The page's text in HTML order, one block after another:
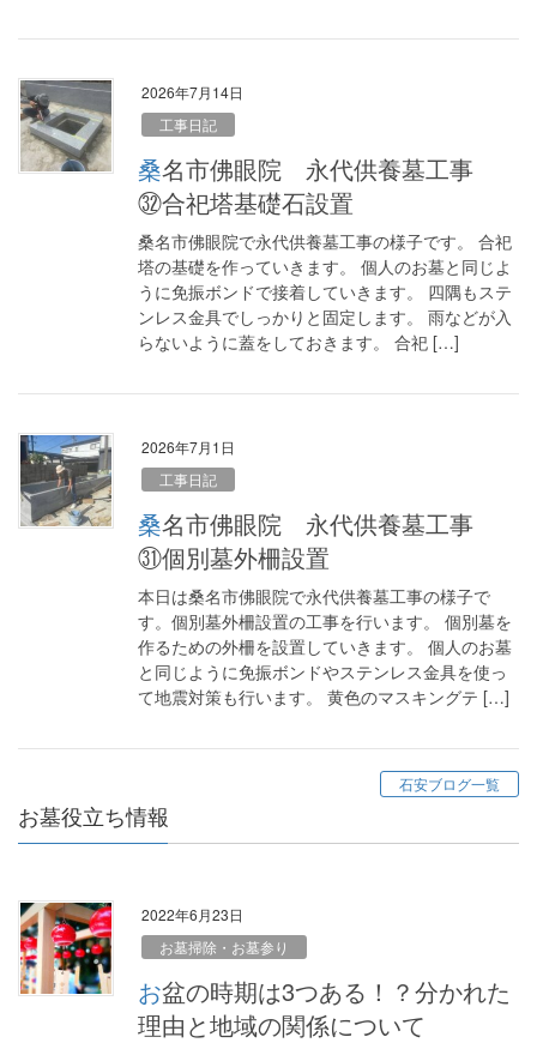
2026年7月14日
工事日記
桑名市佛眼院 永代供養墓工事
㉜合祀塔基礎石設置
桑名市佛眼院で永代供養墓工事の様子です。 合祀
塔の基礎を作っていきます。 個人のお墓と同じよ
うに免振ボンドで接着していきます。 四隅もステ
ンレス金具でしっかりと固定します。 雨などが入
らないように蓋をしておきます。 合祀 […]
2026年7月1日
工事日記
桑名市佛眼院 永代供養墓工事
㉛個別墓外柵設置
本日は桑名市佛眼院で永代供養墓工事の様子で
す。個別墓外柵設置の工事を行います。 個別墓を
作るための外柵を設置していきます。 個人のお墓
と同じように免振ボンドやステンレス金具を使っ
て地震対策も行います。 黄色のマスキングテ […]
石安ブログ一覧
お墓役立ち情報
2022年6月23日
お墓掃除・お墓参り
お盆の時期は3つある！？分かれた
理由と地域の関係について